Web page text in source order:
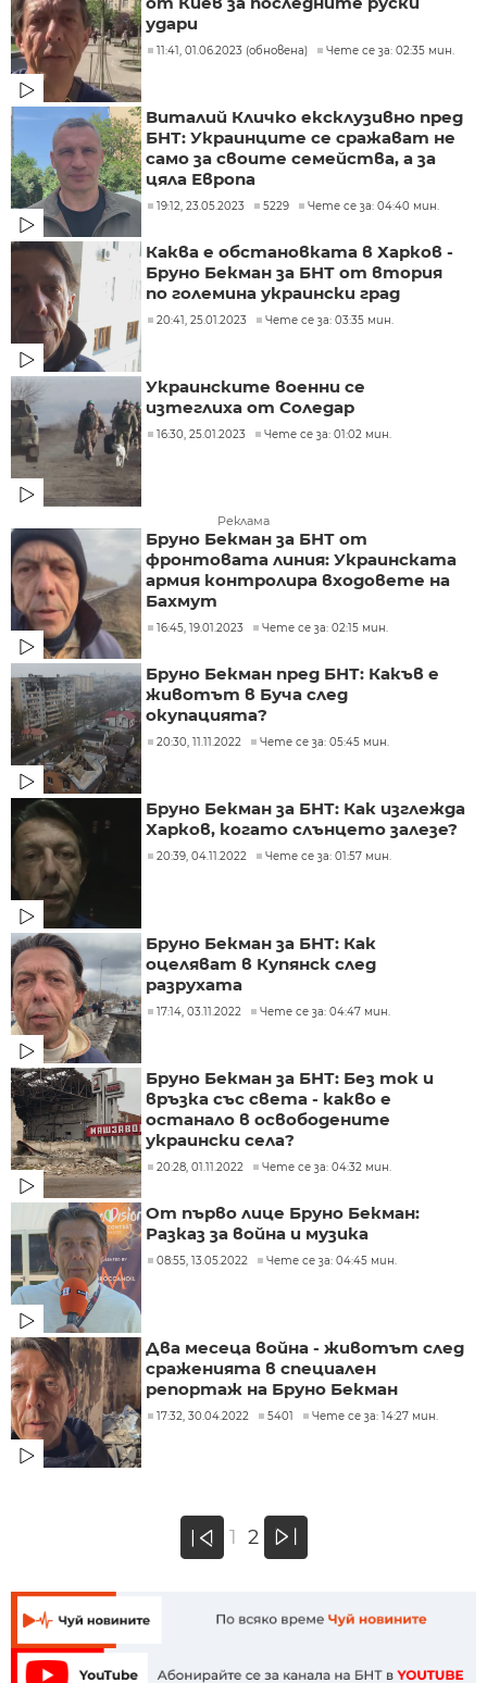
удари
11:41, 01.06.2023 (обновена) Чете се за: 02:35 мин.
Виталий Кличко ексклузивно пред
БНТ: Украинците се сражават не
само за своите семейства, а за
цяла Европа
19:12, 23.05.2023 5229 Чете се за: 04:40 мин.
Каква е обстановката в Харков -
Бруно Бекман за БНТ от втория
по големина украински град
20:41, 25.01.2023 Чете се за: 03:35 мин.
Украинските военни се
изтеглиха от Соледар
16:30, 25.01.2023 Чете се за: 01:02 мин.
Реклама
Бруно Бекман за БНТ от
фронтовата линия: Украинската
армия контролира входовете на
Бахмут
16:45, 19.01.2023 Чете се за: 02:15 мин.
Бруно Бекман пред БНТ: Какъв е
животът в Буча след
окупацията?
20:30, 11.11.2022 Чете се за: 05:45 мин.
Бруно Бекман за БНТ: Как изглежда
Харков, когато слънцето залезе?
20:39, 04.11.2022 Чете се за: 01:57 мин.
Бруно Бекман за БНТ: Как
оцеляват в Купянск след
разрухата
17:14, 03.11.2022 Чете се за: 04:47 мин.
Бруно Бекман за БНТ: Без ток и
връзка със света - какво е
останало в освободените
украински села?
20:28, 01.11.2022 Чете се за: 04:32 мин.
От първо лице Бруно Бекман:
Разказ за война и музика
08:55, 13.05.2022 Чете се за: 04:45 мин.
Два месеца война - животът след
сраженията в специален
репортаж на Бруно Бекман
17:32, 30.04.2022 5401 Чете се за: 14:27 мин.
« 1 2 »